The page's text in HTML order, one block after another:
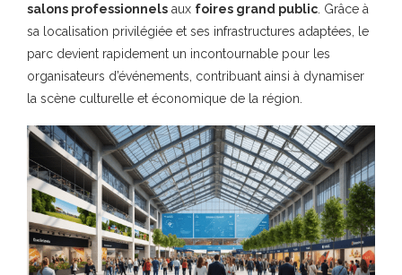
salons professionnels aux foires grand public . Grâce à
sa localisation privilégiée et ses infrastructures adaptées, le
parc devient rapidement un incontournable pour les
organisateurs d’événements, contribuant ainsi à dynamiser
la scène culturelle et économique de la région.